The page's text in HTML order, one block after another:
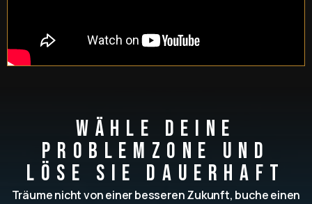
Wähle deine
Problemzone und
löse sie dauerhaft
Träume nicht von einer besseren Zukunft, buche einen